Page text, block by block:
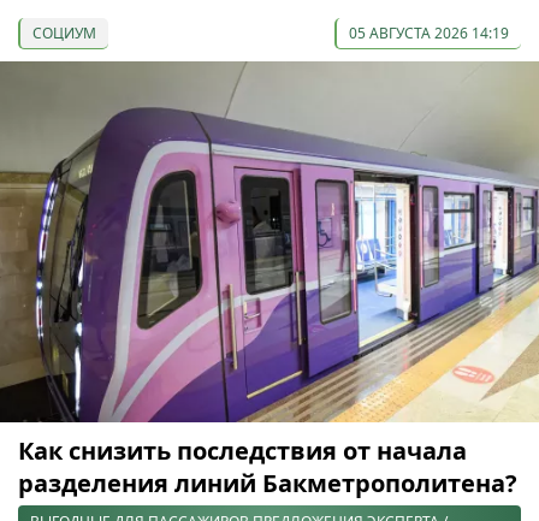
СОЦИУМ 05 АВГУСТА 2026 14:19
Как снизить последствия от начала
разделения линий Бакметрополитена?